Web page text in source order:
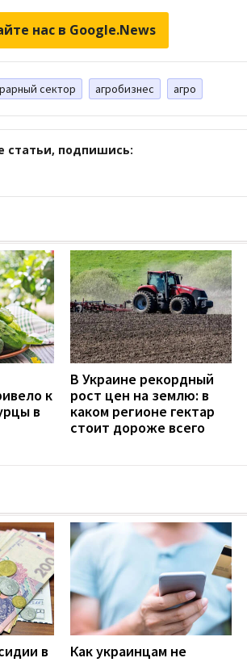
нас в Google.News
сектор агробизнес агро
статьи, подпишись:
к
в
В Украине рекордный
рост цен на землю: в
каком регионе гектар
стоит дороже всего
в
Как украинцам не